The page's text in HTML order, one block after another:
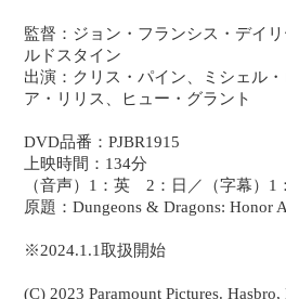
監督：ジョン・フランシス・デイ
ルドスタイン
出演：クリス・パイン、ミシェル
ア・リリス、ヒュー・グラント
DVD品番：PJBR1915
上映時間：134分
（音声）1：英 2：日／（字幕）
原題：Dungeons & Dragons: Honor
※2024.1.1取扱開始
(C) 2023 Paramount Pictures.